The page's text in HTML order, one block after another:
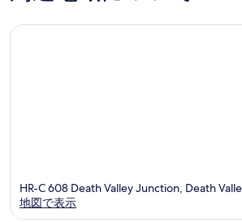
ミ
HR-C 608 Death Valley Junction, Death
地図で表示